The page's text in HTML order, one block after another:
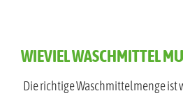
WIEVIEL WASCHMITTEL
Die richtige Waschmittelmenge